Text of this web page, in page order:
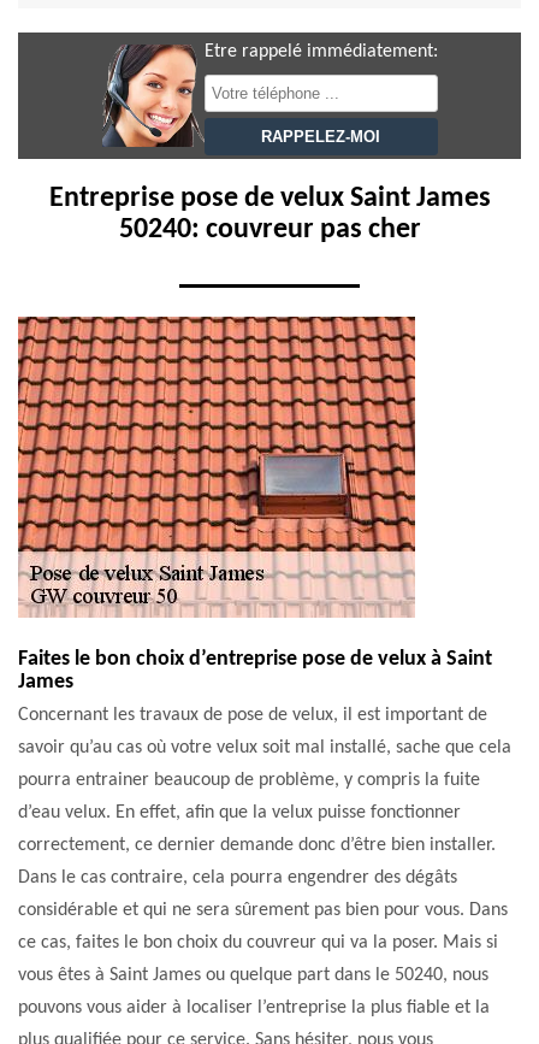
Etre rappelé immédiatement:
Entreprise pose de velux Saint James
50240: couvreur pas cher
Faites le bon choix d’entreprise pose de velux à Saint
James
Concernant les travaux de pose de velux, il est important de
savoir qu’au cas où votre velux soit mal installé, sache que cela
pourra entrainer beaucoup de problème, y compris la fuite
d’eau velux. En effet, afin que la velux puisse fonctionner
correctement, ce dernier demande donc d’être bien installer.
Dans le cas contraire, cela pourra engendrer des dégâts
considérable et qui ne sera sûrement pas bien pour vous. Dans
ce cas, faites le bon choix du couvreur qui va la poser. Mais si
vous êtes à Saint James ou quelque part dans le 50240, nous
pouvons vous aider à localiser l’entreprise la plus fiable et la